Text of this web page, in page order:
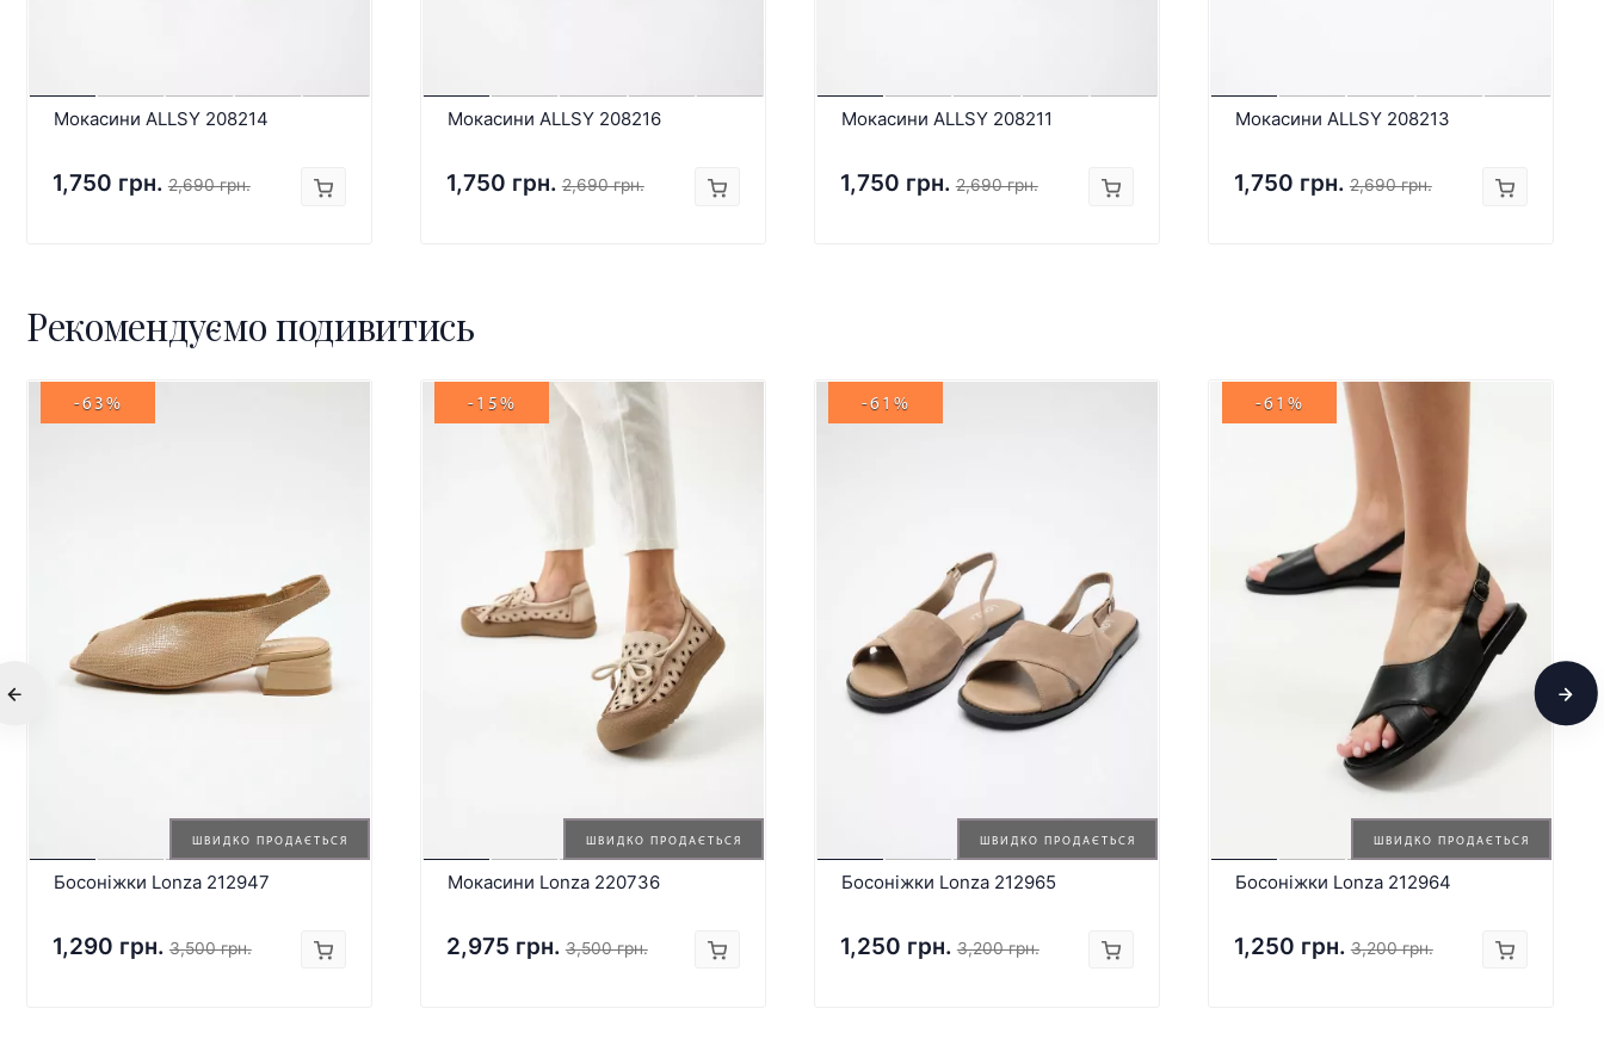
Мокасини ALLSY 208214
1,750 грн. 2,690 грн.
Мокасини ALLSY 208216
1,750 грн. 2,690 грн.
Мокасини ALLSY 208211
1,750 грн. 2,690 грн.
Мокасини ALLSY 208213
1,750 грн. 2,690 грн.
Рекомендуємо подивитись
ШВИДКО ПРОДАЄТЬСЯ
-63%
Босоніжки Lonza 212947
1,290 грн. 3,500 грн.
ШВИДКО ПРОДАЄТЬСЯ
-15%
Мокасини Lonza 220736
2,975 грн. 3,500 грн.
ШВИДКО ПРОДАЄТЬСЯ
-61%
Босоніжки Lonza 212965
1,250 грн. 3,200 грн.
ШВИДКО ПРОДАЄТЬСЯ
-61%
Босоніжки Lonza 212964
1,250 грн. 3,200 грн.